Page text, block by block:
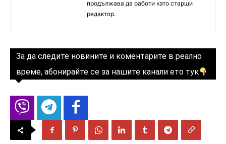
продължава да работи като старши
редактор.
За да следите новините и коментарите в реално
време, абонирайте се за нашите канали ето тук